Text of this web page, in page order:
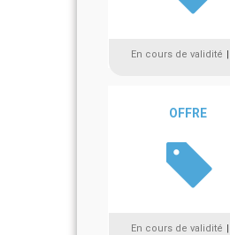
En cours de validité
OFFRE
En cours de validité